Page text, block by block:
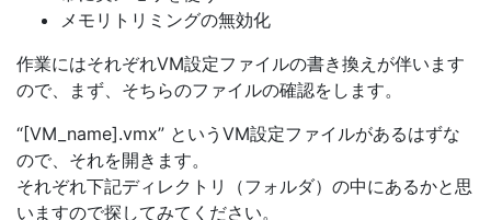
メモリトリミングの無効化
作業にはそれぞれVM設定ファイルの書き換えが伴います
ので、まず、そちらのファイルの確認をします。
“[VM_name].vmx” というVM設定ファイルがあるはずな
ので、それを開きます。
それぞれ下記ディレクトリ（フォルダ）の中にあるかと思
いますので探してみてください。